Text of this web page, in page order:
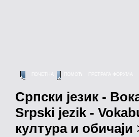
Српски језик -
Srpski jezik -
култура и обичаји